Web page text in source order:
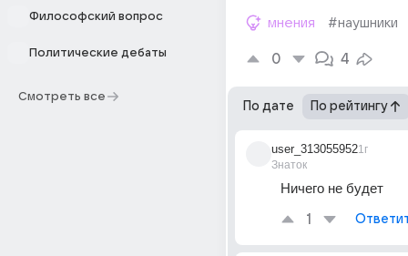
Философский вопрос
Политические дебаты
Смотреть все
мнения #наушники
0 4
По дате По рейтингу
user_313055952
Знаток
1г
Ничего не будет
1